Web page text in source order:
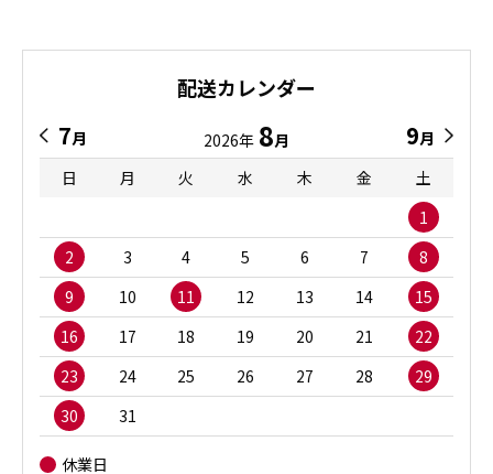
配送カレンダー
7月 2026年 8月 9月
日
月 火 水 木 金
土
1
2
3 4 5 6 7
8
9
10 11 12 13 14
15
16
17 18 19 20 21
22
23
24 25 26 27 28
29
30
31
休業日